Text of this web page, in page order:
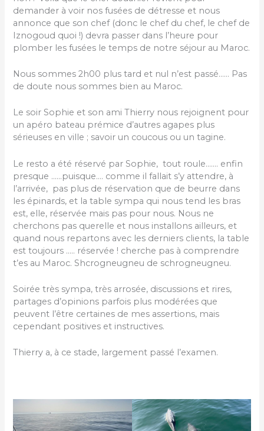
demander à voir nos fusées de détresse et nous
annonce que son chef (donc le chef du chef, le chef de
Iznogoud quoi !) devra passer dans l’heure pour
plomber les fusées le temps de notre séjour au Maroc.
Nous sommes 2h00 plus tard et nul n’est passé…… Pas
de doute nous sommes bien au Maroc.
Le soir Sophie et son ami Thierry nous rejoignent pour
un apéro bateau prémice d’autres agapes plus
sérieuses en ville ; savoir un coucous ou un tagine.
Le resto a été réservé par Sophie, tout roule……. enfin
presque ……puisque…. comme il fallait s’y attendre, à
l’arrivée, pas plus de réservation que de beurre dans
les épinards, et la table sympa qui nous tend les bras
est, elle, réservée mais pas pour nous. Nous ne
cherchons pas querelle et nous installons ailleurs, et
quand nous repartons avec les derniers clients, la table
est toujours ….. réservée ! cherche pas à comprendre
t’es au Maroc. Shcrogneugneu de schrogneugneu.
Soirée très sympa, très arrosée, discussions et rires,
partages d’opinions parfois plus modérées que
peuvent l’être certaines de mes assertions, mais
cependant positives et instructives.
Thierry a, à ce stade, largement passé l’examen.